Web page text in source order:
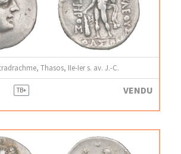
Thasos, IIe-Ier s. av. J.-C.
TB+ VENDU